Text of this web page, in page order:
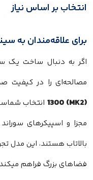
بر اساس نیاز
علاقه‌مندان به
به دنبال ساخت یک
را در کیفیت صدا
و اسپیکرهای سوراند
هستند، این مدل
بزرگ فراهم میکند.